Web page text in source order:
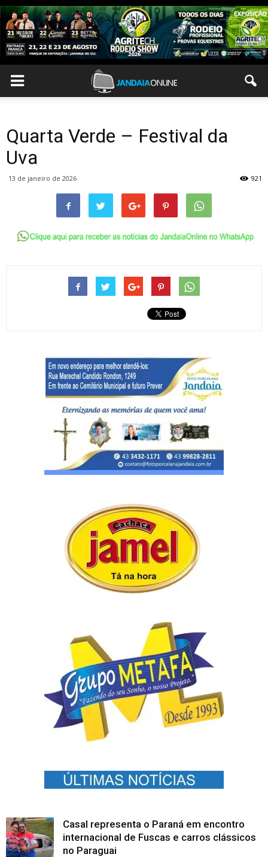
Quarta Verde – Festival da
Uva
13 de janeiro de 2026 921
Casal representa o Paraná em encontro
internacional de Fuscas e carros clássicos
no Paraguai